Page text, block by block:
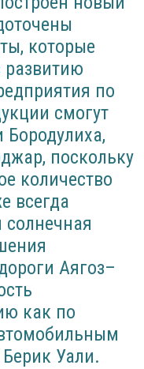
которые
по
смогут
Бородулиха,
поскольку
количество
всегда
солнечная
Аягоз–
как по
Уали.